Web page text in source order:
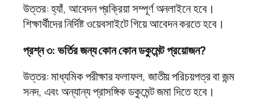
উত্তর: হ্যাঁ, আবেদন প্রক্রিয়া সম্পূর্ণ অনলাইনে হবে।
শিক্ষার্থীদের নির্দিষ্ট ওয়েবসাইটে গিয়ে আবেদন করতে হবে।
প্রশ্ন ৩: ভর্তির জন্য কোন কোন ডকুমেন্ট প্রয়োজন?
উত্তর: মাধ্যমিক পরীক্ষার ফলাফল, জাতীয় পরিচয়পত্র বা জন্ম
সনদ, এবং অন্যান্য প্রাসঙ্গিক ডকুমেন্ট জমা দিতে হবে।